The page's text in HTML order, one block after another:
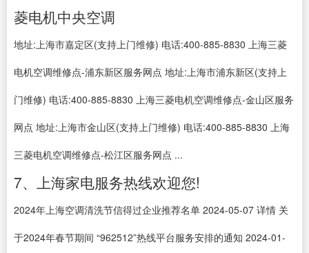
菱电机中央空调
地址:上海市嘉定区(支持上门维修) 电话:400-885-8830 上海三菱
电机空调维修点-浦东新区服务网点 地址:上海市浦东新区(支持上
门维修) 电话:400-885-8830 上海三菱电机空调维修点-金山区服务
网点 地址:上海市金山区(支持上门维修) 电话:400-885-8830 上海
三菱电机空调维修点-松江区服务网点 ...
7、上海家电服务热线欢迎您!
2024年上海空调清洗节信得过企业推荐名单 2024-05-07 详情 关
于2024年春节期间 “962512”热线平台服务安排的通知 2024-01-